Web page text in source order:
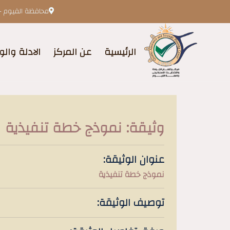
محافظة الفيوم
الرئيسية عن المركز الادلة
وثيقة: نموذج خطة تنفيذية
عنوان الوثيقة:
نموذج خطة تنفيذية
توصيف الوثيقة: